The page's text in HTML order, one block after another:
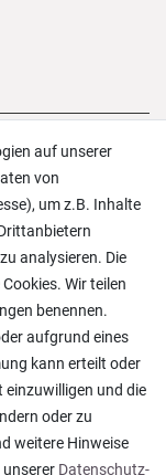
auf unserer
von
um z.B. Inhalte
analysieren. Die
Wir teilen
benennen.
aufgrund eines
kann erteilt oder
einzuwilligen und die
oder zu
weitere Hinweise
Daten­schutz­